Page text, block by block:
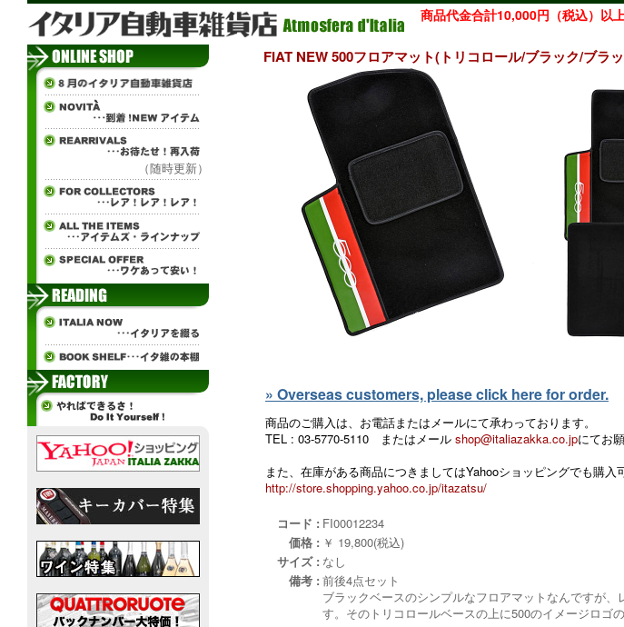
商品代金合計10,000円（税込）以
（随時更新）
FIAT NEW 500フロアマット(トリコロール/ブラック/ブラ
» Overseas customers, please click here for order.
商品のご購入は、お電話またはメールにて承わっております。
TEL : 03-5770-5110 またはメール shop@italiazakka.co.jpにてお
また、在庫がある商品につきましてはYahooショッピングでも購入
http://store.shopping.yahoo.co.jp/itazatsu/
コード : FI00012234
価格 : ￥ 19,800(税込)
サイズ : なし
備考 : 前後4点セット
ブラックベースのシンプルなフロアマットなんですが
す。そのトリコロールベースの上に500のイメージロゴ